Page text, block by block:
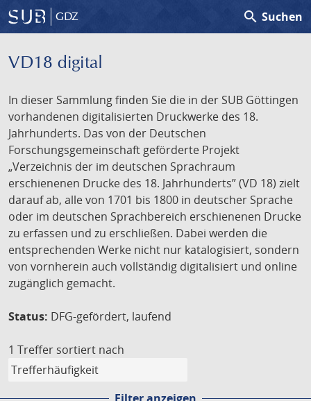
GDZ search Suchen
VD18 digital
In dieser Sammlung finden Sie die in der SUB Göttingen
vorhandenen digitalisierten Druckwerke des 18.
Jahrhunderts. Das von der Deutschen
Forschungsgemeinschaft geförderte Projekt
„Verzeichnis der im deutschen Sprachraum
erschienenen Drucke des 18. Jahrhunderts” (VD 18) zielt
darauf ab, alle von 1701 bis 1800 in deutscher Sprache
oder im deutschen Sprachbereich erschienenen Drucke
zu erfassen und zu erschließen. Dabei werden die
entsprechenden Werke nicht nur katalogisiert, sondern
von vornherein auch vollständig digitalisiert und online
zugänglich gemacht.
Status: DFG-gefördert, laufend
1 Treffer sortiert nach